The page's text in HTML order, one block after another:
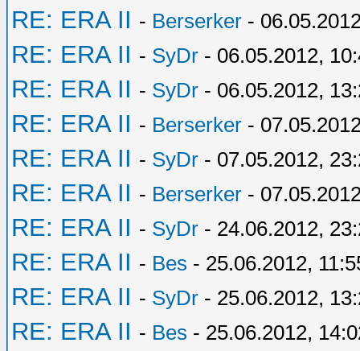
RE: ERA II - Berserker -
RE: ERA II - SyDr - 06.05.2012,
RE: ERA II - SyDr - 06.05.2012,
RE: ERA II - Berserker -
RE: ERA II - SyDr - 07.05.2012,
RE: ERA II - Berserker -
RE: ERA II - SyDr - 24.06.2012,
RE: ERA II - Bes - 25.06.2012,
RE: ERA II - SyDr - 25.06.2012,
RE: ERA II - Bes - 25.06.2012,